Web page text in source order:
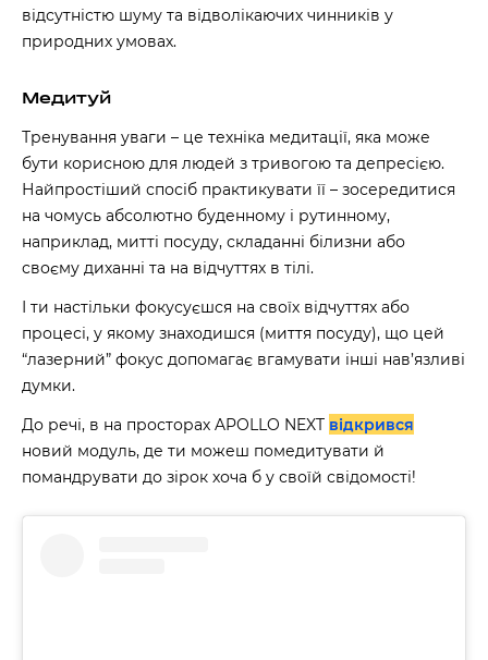
відсутністю шуму та відволікаючих чинників у
природних умовах.
Медитуй
Тренування уваги – це техніка медитації, яка може
бути корисною для людей з тривогою та депресією.
Найпростіший спосіб практикувати її – зосередитися
на чомусь абсолютно буденному і рутинному,
наприклад, митті посуду, складанні білизни або
своєму диханні та на відчуттях в тілі.
І ти настільки фокусуєшся на своїх відчуттях або
процесі, у якому знаходишся (миття посуду), що цей
“лазерний” фокус допомагає вгамувати інші нав’язливі
думки.
До речі, в на просторах APOLLO NEXT відкрився
новий модуль, де ти можеш помедитувати й
помандрувати до зірок хоча б у своїй свідомості!